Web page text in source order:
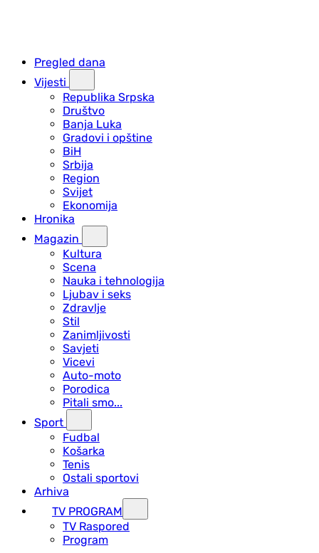
Pregled dana
Vijesti
Republika Srpska
Društvo
Banja Luka
Gradovi i opštine
BiH
Srbija
Region
Svijet
Ekonomija
Hronika
Magazin
Kultura
Scena
Nauka i tehnologija
Ljubav i seks
Zdravlje
Stil
Zanimljivosti
Savjeti
Vicevi
Auto-moto
Porodica
Pitali smo...
Sport
Fudbal
Košarka
Tenis
Ostali sportovi
Arhiva
TV PROGRAM
ТV Raspored
Program